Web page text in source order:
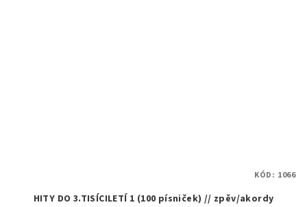
HITY DO 3.TISÍCILETÍ 1 (100 písniček) // zpěv/akordy
KÓD: 1066